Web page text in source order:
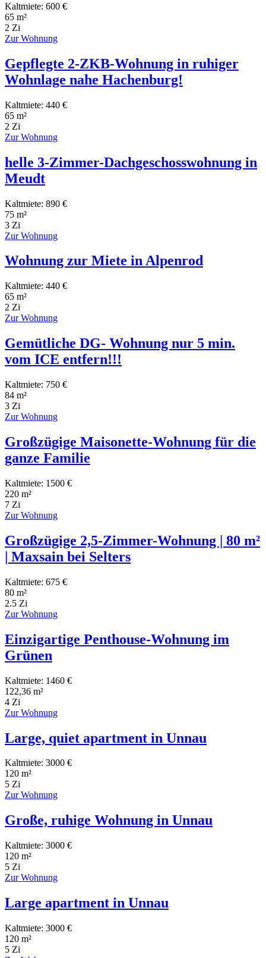
Kaltmiete: 600 €
65 m²
2 Zi
Zur Wohnung
Gepflegte 2-ZKB-Wohnung in ruhiger
Wohnlage nahe Hachenburg!
Kaltmiete: 440 €
65 m²
2 Zi
Zur Wohnung
helle 3-Zimmer-Dachgeschosswohnung in
Meudt
Kaltmiete: 890 €
75 m²
3 Zi
Zur Wohnung
Wohnung zur Miete in Alpenrod
Kaltmiete: 440 €
65 m²
2 Zi
Zur Wohnung
Gemütliche DG- Wohnung nur 5 min.
vom ICE entfern!!!
Kaltmiete: 750 €
84 m²
3 Zi
Zur Wohnung
Großzügige Maisonette-Wohnung für die
ganze Familie
Kaltmiete: 1500 €
220 m²
7 Zi
Zur Wohnung
Großzügige 2,5-Zimmer-Wohnung | 80 m²
| Maxsain bei Selters
Kaltmiete: 675 €
80 m²
2.5 Zi
Zur Wohnung
Einzigartige Penthouse-Wohnung im
Grünen
Kaltmiete: 1460 €
122,36 m²
4 Zi
Zur Wohnung
Large, quiet apartment in Unnau
Kaltmiete: 3000 €
120 m²
5 Zi
Zur Wohnung
Große, ruhige Wohnung in Unnau
Kaltmiete: 3000 €
120 m²
5 Zi
Zur Wohnung
Large apartment in Unnau
Kaltmiete: 3000 €
120 m²
5 Zi